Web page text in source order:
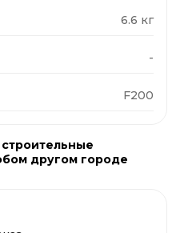
6.6 кг
-
F200
другом городе